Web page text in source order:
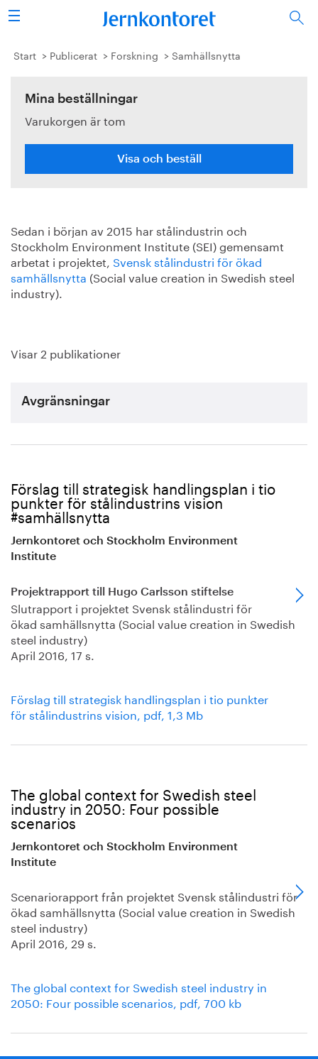
Sök
Stålindustrin
Vision 2050
Forskning/utbildning
Publicerat
Bildbank
Om oss
Start Publicerat Forskning Samhällsnytta
Mina beställningar
Varukorgen är tom
Visa och beställ
Sedan i början av 2015 har stålindustrin och
Stockholm Environment Institute (SEI) gemensamt
arbetat i projektet, Svensk stålindustri för ökad
samhällsnytta (Social value creation in Swedish steel
industry).
Visar 2 publikationer
Avgränsningar
Förslag till strategisk handlingsplan i tio
punkter för stålindustrins vision
#samhällsnytta
Jernkontoret och Stockholm Environment
Institute
Projektrapport till Hugo Carlsson stiftelse
Slutrapport i projektet Svensk stålindustri för
ökad samhällsnytta (Social value creation in Swedish
steel industry)
April 2016, 17 s.
Förslag till strategisk handlingsplan i tio punkter
för stålindustrins vision, pdf, 1,3 Mb
The global context for Swedish steel
industry in 2050: Four possible
scenarios
Jernkontoret och Stockholm Environment
Institute
Scenariorapport från projektet Svensk stålindustri för
ökad samhällsnytta (Social value creation in Swedish
steel industry)
April 2016, 29 s.
The global context for Swedish steel industry in
2050: Four possible scenarios, pdf, 700 kb